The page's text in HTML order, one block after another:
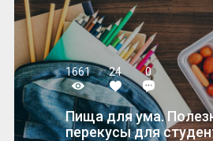
1661 24 0
Пища для ума.
перекусы для